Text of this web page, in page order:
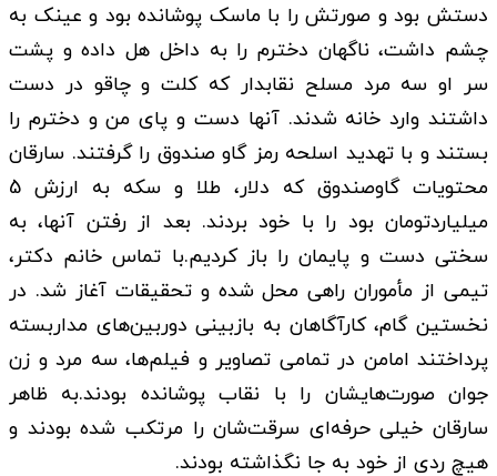
دستش بود و صورتش را با ماسک پوشانده بود و عینک به
چشم داشت، ناگهان دخترم را به داخل هل داده و پشت
سر او سه مرد مسلح نقابدار که کلت و چاقو در دست
داشتند وارد خانه شدند. آنها دست و پای من و دخترم را
بستند و با تهدید اسلحه رمز گاو صندوق را گرفتند. سارقان
محتویات گاوصندوق که دلار، طلا و سکه به ارزش 5
میلیاردتومان بود را با خود بردند. بعد از رفتن آنها، به
سختی دست و پایمان را باز کردیم.با تماس خانم دکتر،
تیمی از مأموران راهی محل شده و تحقیقات آغاز شد. در
نخستین گام، کارآگاهان به بازبینی دوربین‌های مداربسته
پرداختند امامن در تمامی تصاویر و فیلم‌ها، سه مرد و زن
جوان صورت‌هایشان را با نقاب پوشانده بودند.به ظاهر
سارقان خیلی حرفه‌ای سرقت‌شان را مرتکب شده بودند و
هیچ ردی از خود به جا نگذاشته بودند.